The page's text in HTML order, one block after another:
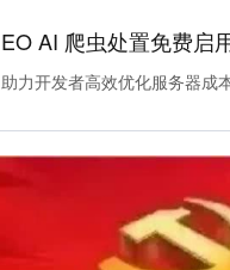
EO AI 爬虫处置免费启
助力开发者高效优化服务器成